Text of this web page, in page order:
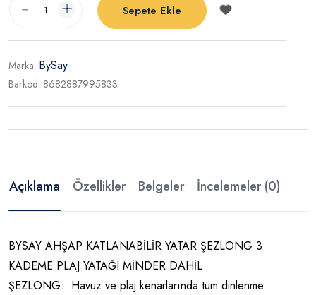
Sepete Ekle
Marka: BySay
Barkod: 8682887995833
Açıklama Özellikler Belgeler İncelemeler (0)
BYSAY AHŞAP KATLANABİLİR YATAR ŞEZLONG 3
KADEME PLAJ YATAĞI MİNDER DAHİL
ŞEZLONG: Havuz ve plaj kenarlarında tüm dinlenme